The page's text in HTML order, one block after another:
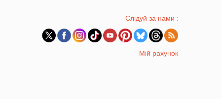
Слідуй за нами :
Мій рахунок